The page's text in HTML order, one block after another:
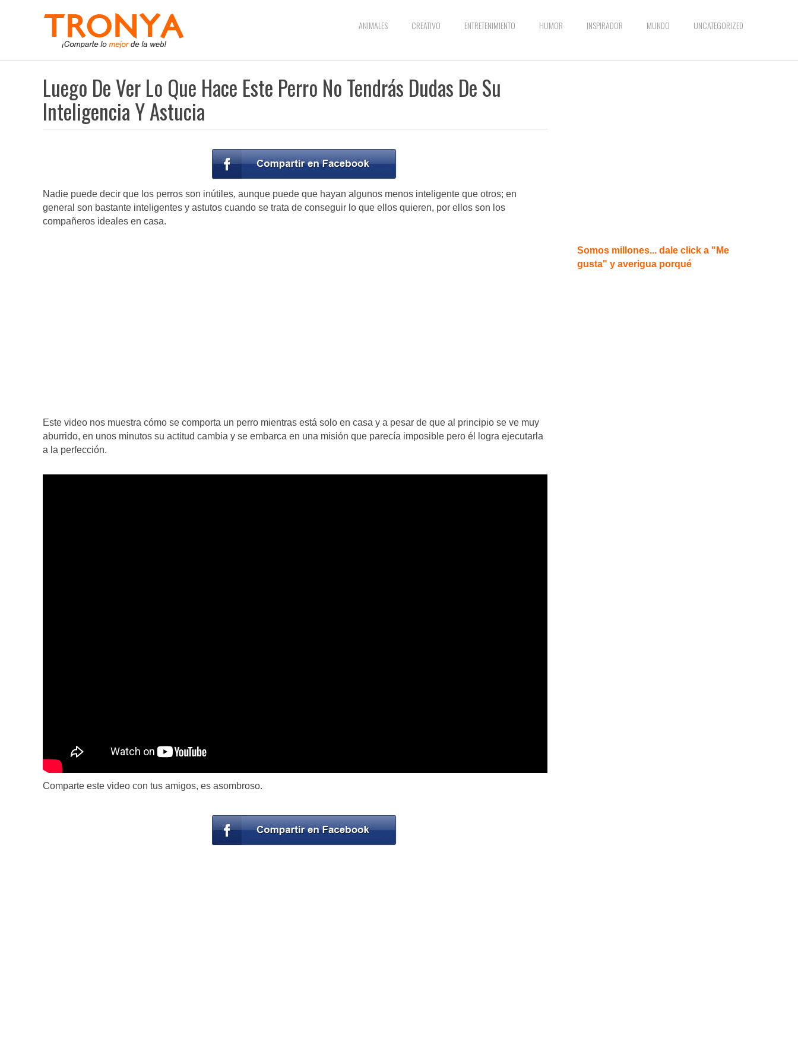
ANIMALES CREATIVO ENTRETENIMIENTO HUMOR INSPIRADOR MUNDO UNCATEGORIZED
Luego De Ver Lo Que Hace Este Perro No Tendrás Dudas De Su
Inteligencia Y Astucia
Nadie puede decir que los perros son inútiles, aunque puede que hayan algunos menos inteligente que otros; en
general son bastante inteligentes y astutos cuando se trata de conseguir lo que ellos quieren, por ellos son los
compañeros ideales en casa.
Este video nos muestra cómo se comporta un perro mientras está solo en casa y a pesar de que al principio se ve muy
aburrido, en unos minutos su actitud cambia y se embarca en una misión que parecía imposible pero él logra ejecutarla
a la perfección.
Comparte este video con tus amigos, es asombroso.
Somos millones... dale click a "Me
gusta" y averigua porqué